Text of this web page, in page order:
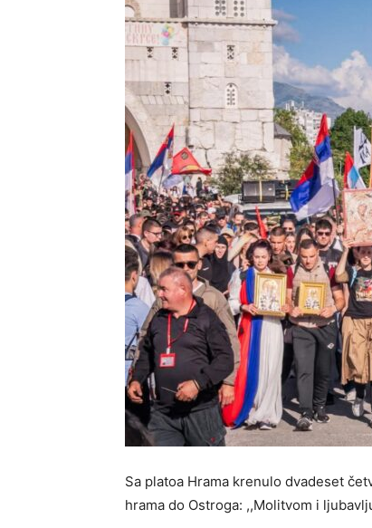
Sa platoa Hrama krenulo dvadeset
hrama do Ostroga: ,,Molitvom i